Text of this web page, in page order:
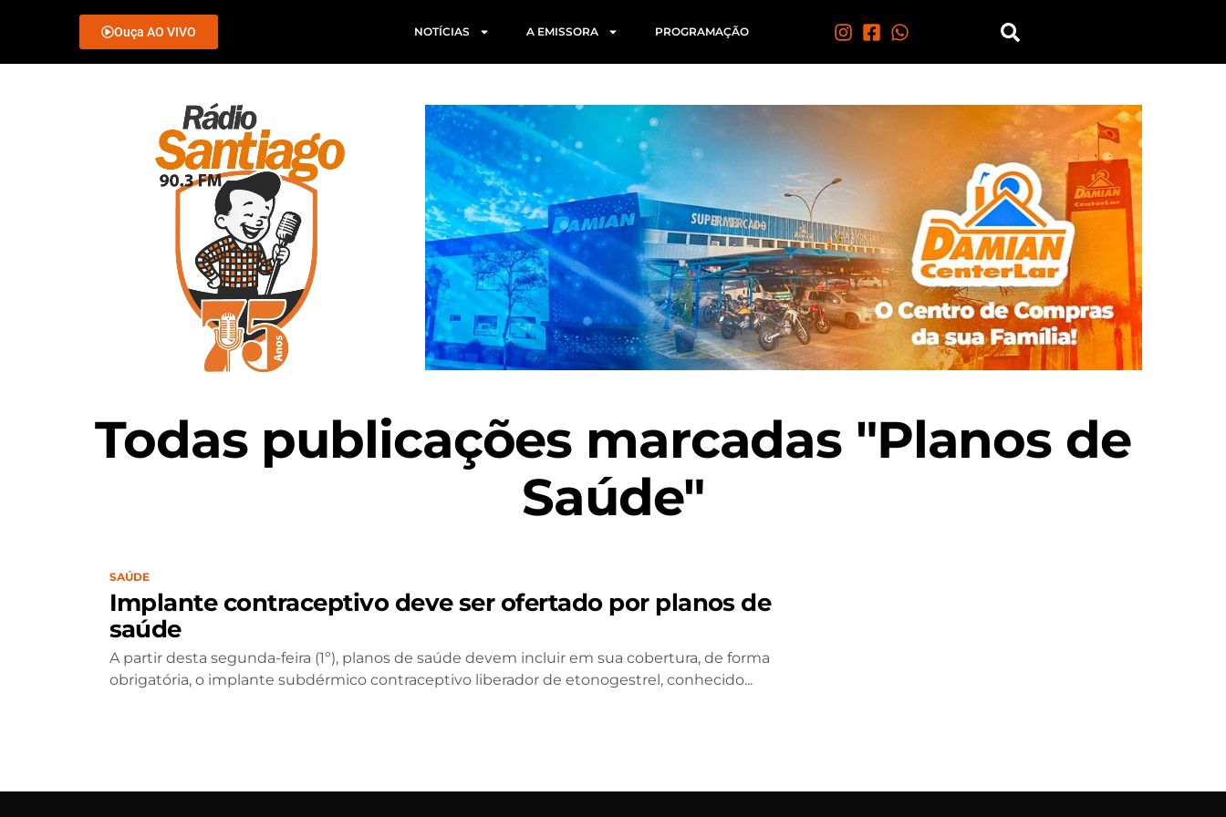
Ouça AO VIVO NOTÍCIAS A EMISSORA PROGRAMAÇÃO
Todas publicações marcadas "Planos de
Saúde"
SAÚDE
Implante contraceptivo deve ser ofertado por planos de
saúde
A partir desta segunda-feira (1º), planos de saúde devem incluir em sua cobertura, de forma
obrigatória, o implante subdérmico contraceptivo liberador de etonogestrel, conhecido...